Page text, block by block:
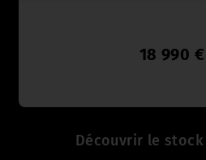
18 990 €
Découvrir le